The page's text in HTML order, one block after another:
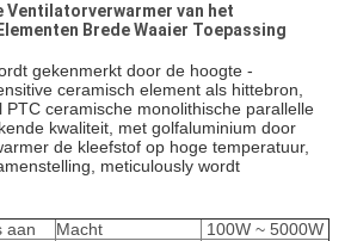
Ventilatorverwarmer van het
Brede Waaier Toepassing
gekenmerkt door de hoogte -
ceramisch element als hittebron,
PTC ceramische monolithische parallelle
kwaliteit, met golfaluminium door
de kleefstof op hoge temperatuur,
meticulously wordt
aan Macht
100W ~ 5000W